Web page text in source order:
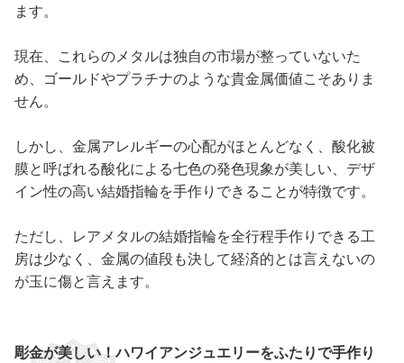
ます。
現在、これらのメタルは独自の市場が整っていないた
め、ゴールドやプラチナのような貴金属価値こそありま
せん。
しかし、金属アレルギーの心配がほとんどなく、酸化被
膜と呼ばれる酸化による七色の発色現象が美しい、デザ
イン性の高い結婚指輪を手作りできることが特徴です。
ただし、レアメタルの結婚指輪を全行程手作りできる工
房は少なく、金属の値段も決して経済的とは言えないの
が玉に傷と言えます。
彫金が美しい！ハワイアンジュエリーをふたりで手作り